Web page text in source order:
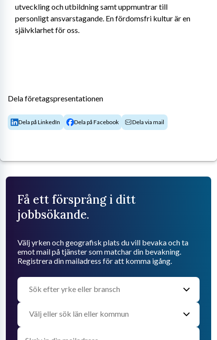
utveckling och utbildning samt uppmuntrar till
personligt ansvarstagande. En fördomsfri kultur är en
självklarhet för oss.
Dela företagspresentationen
Dela på LinkedIn Dela på Facebook Dela via mail
Få ett försprång i ditt
jobbsökande.
Välj yrken och geografisk plats du vill bevaka och ta
emot mail på tjänster som matchar din bevakning.
Registrera din mailadress för att komma igång.